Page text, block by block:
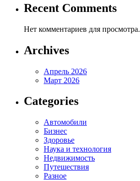
Recent Comments
Нет комментариев для просмотра.
Archives
Апрель 2026
Март 2026
Categories
Автомобили
Бизнес
Здоровье
Наука и технология
Недвижимость
Путешествия
Разное